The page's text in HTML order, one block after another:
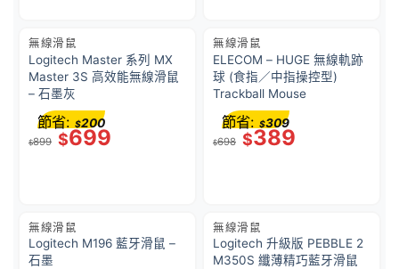
無線滑鼠
Logitech Master 系列 MX
Master 3S 高效能無線滑鼠
– 石墨灰
$899 $699
節省: $200
無線滑鼠
ELECOM – HUGE 無線軌跡
球 (食指／中指操控型)
Trackball Mouse
$698 $389
節省: $309
無線滑鼠
Logitech M196 藍牙滑鼠 –
石墨
無線滑鼠
Logitech 升級版 PEBBLE 2
M350S 纖薄精巧藍牙滑鼠